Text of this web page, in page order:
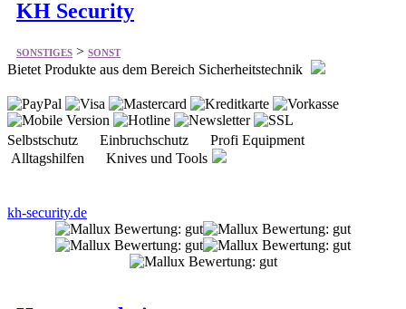
KH Security
SONSTIGES > SONST
Bietet Produkte aus dem Bereich Sicherheitstechnik
Selbstschutz Einbruchschutz Profi Equipment
Alltagshilfen Knives und Tools
kh-security.de